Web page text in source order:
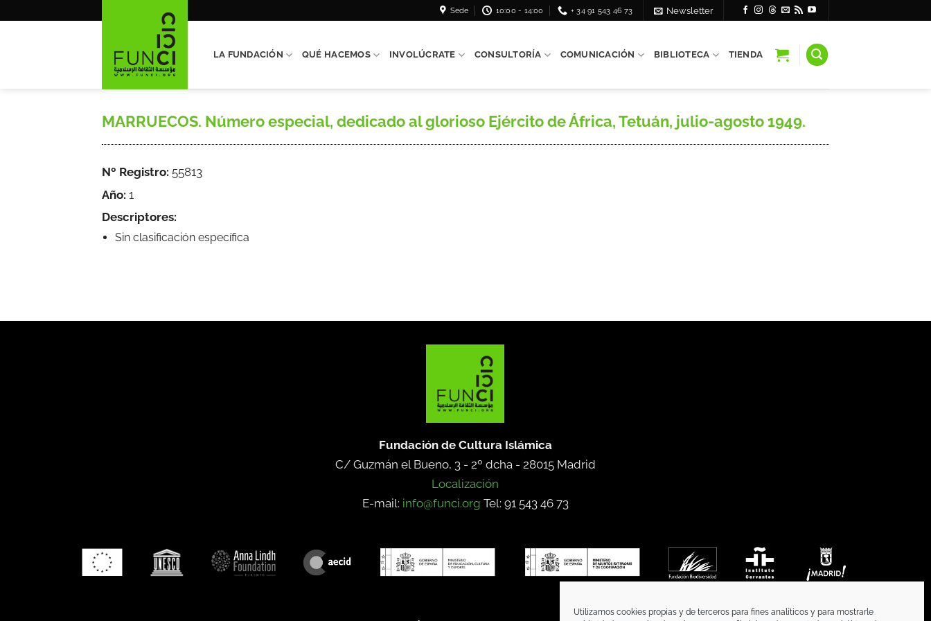
Utilizamos cookies propias y de terceros para fines analíticos y para mostrarle
Sede 10:00 - 14:00 + 34 91 543 46 73 Newsletter
LA FUNDACIÓN QUÉ HACEMOS INVOLÚCRATE CONSULTORÍA COMUNICACIÓN BIBLIOTECA TIENDA
MARRUECOS. Número especial, dedicado al glorioso Ejército de África, Tetuán, julio-agosto 1949.
Nº Registro: 55813
Año: 1
Descriptores:
Sin clasificación específica
Fundación de Cultura Islámica
C/ Guzmán el Bueno, 3 - 2º dcha - 28015 Madrid
Localización
E-mail: info@funci.org Tel: 91 543 46 73